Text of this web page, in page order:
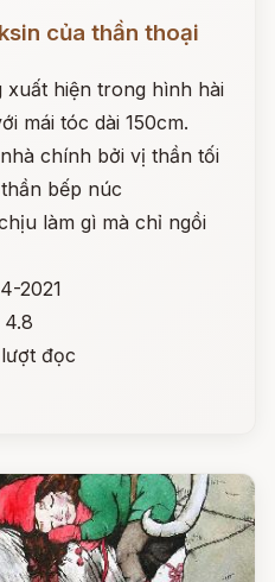
của thần thoại
xuất hiện trong hình hài
mái tóc dài 150cm.
chính bởi vị thần tối
bếp núc
làm gì mà chỉ ngồi
2021
4.8
đọc